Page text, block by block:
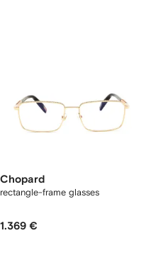
Chopard
rectangle-frame glasses
1.369 €